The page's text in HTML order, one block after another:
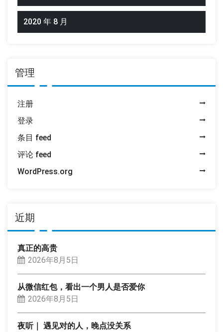
2020 年 8 月
管理
注册
登录
条目 feed
评论 feed
WordPress.org
近期
真正的高贵
2026年8月5日
从微信红包，看出一个男人是否爱你
2026年8月5日
夜听｜ 遇见对的人，晚点没关系